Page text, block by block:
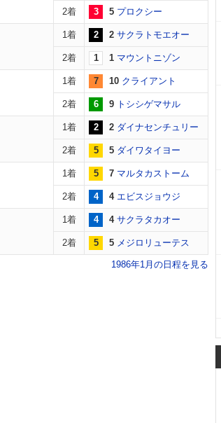
2着 3 5 プロクシー
1着 2 2 サクラトモエオー
2着 1 1 マウントニゾン
1着 7 10 クライアント
2着 6 9 トシシゲマサル
1着 2 2 ダイナセンチュリー
2着 5 5 ダイワタイヨー
1着 5 7 マルタカストーム
2着 4 4 エビスジョウジ
1着 4 4 サクラタカオー
2着 5 5 メジロリューテス
1986年1月の日程を見る